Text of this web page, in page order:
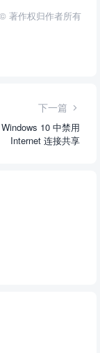
著作权归作者所有
下一篇
10 中禁用
Internet 连接共享